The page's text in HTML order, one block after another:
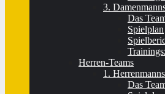
3.
Das
Spielplan
Herren-Teams
1.
Das